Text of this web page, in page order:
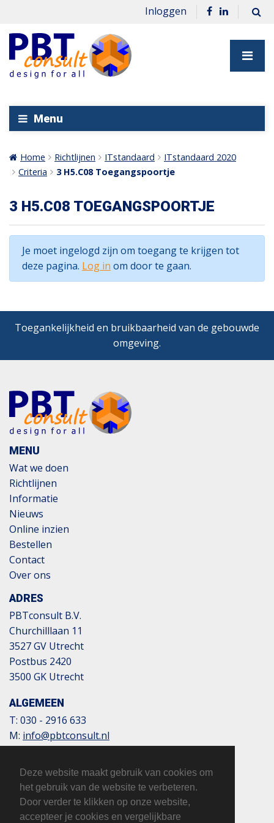
Deze website maakt gebruik van cookies om
het gebruik van de website te verbeteren.
Door verder te klikken op onze website,
accepteer je cookies en vergelijkbare
Inloggen
Menu
Home Richtlijnen ITstandaard
ITstandaard 2020
Criteria
3 H5.C08 Toegangspoortje
3 H5.C08 TOEGANGSPOORTJE
Je moet ingelogd zijn om toegang te krijgen tot
deze pagina. Log in om door te gaan.
Toegankelijkheid en bruikbaarheid van de gebouwde
omgeving.
MENU
Wat we doen
Richtlijnen
Informatie
Nieuws
Online inzien
Bestellen
Contact
Over ons
ADRES
PBTconsult B.V.
Churchilllaan 11
3527 GV Utrecht
Postbus 2420
3500 GK Utrecht
ALGEMEEN
T: 030 - 2916 633
M: info@pbtconsult.nl
BTW: 817124305B01
KvK: 32110854